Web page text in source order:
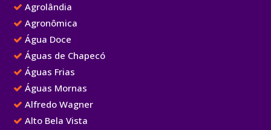
Agrolândia
Agronômica
Água Doce
Águas de Chapecó
Águas Frias
Águas Mornas
Alfredo Wagner
Alto Bela Vista